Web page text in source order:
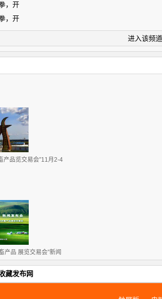
，开
，开
进入该频道
产品览交易会”11月2-4
产品 展览交易会”新闻
藏发布网